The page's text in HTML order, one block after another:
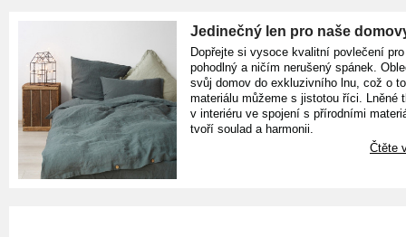
Jedinečný len pro naše
Dopřejte si vysoce kvalitní povlečení pro
pohodlný a ničím nerušený spánek.
svůj domov do exkluzivního lnu, což o
materiálu můžeme s jistotou říci. Lněné
v interiéru ve spojení s přírodními
tvoří soulad a harmonii.
Čtěte